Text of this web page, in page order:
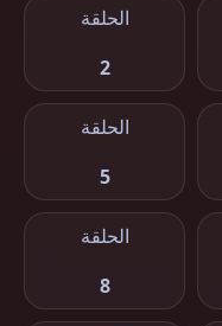
الحلقة
2
الحلقة
5
الحلقة
8